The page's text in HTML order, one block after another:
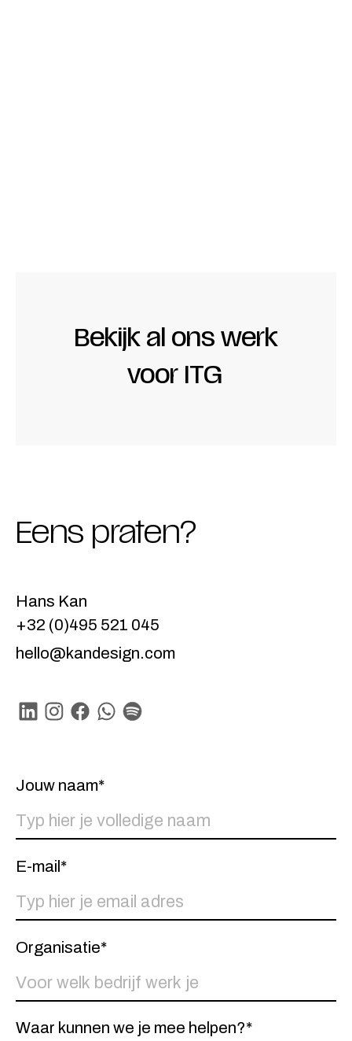
Bekijk al ons werk
voor ITG
Eens praten?
Hans Kan
+32 (0)495 521 045
hello@kandesign.com
Jouw naam*
E-mail*
Organisatie*
Waar kunnen we je mee helpen?*